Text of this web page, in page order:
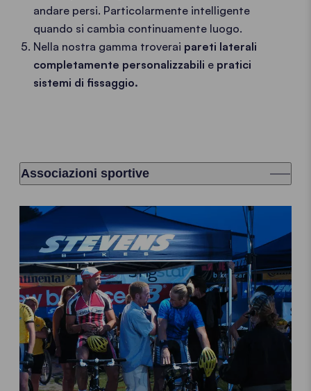
andare persi. Particolarmente intelligente
quando si cambia continuamente luogo.
Nella nostra gamma troverai pareti laterali
completamente personalizzabili e pratici
sistemi di fissaggio.
Associazioni sportive